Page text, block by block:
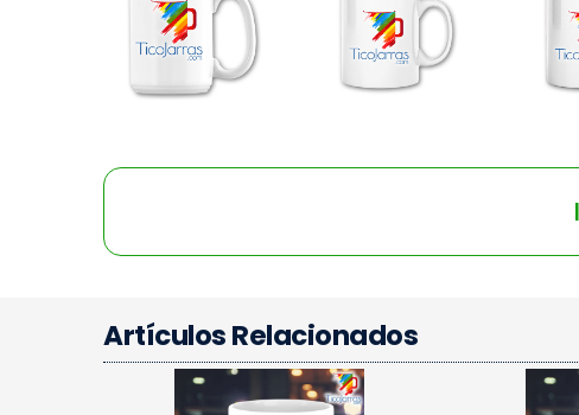
Artículos Relacionados